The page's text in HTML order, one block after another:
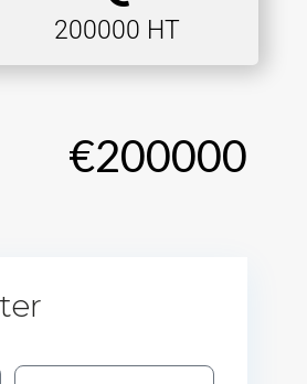
200000 HT
€200000